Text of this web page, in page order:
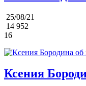
25/08/21
14 952
16
Ксения